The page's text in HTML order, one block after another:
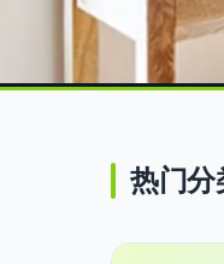
防
热门分